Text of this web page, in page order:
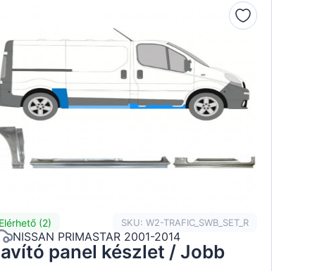
Elérhető (2) SKU: W2-TRAFIC_SWB_SET_R
NISSAN PRIMASTAR 2001-2014
panel készlet / Jobb